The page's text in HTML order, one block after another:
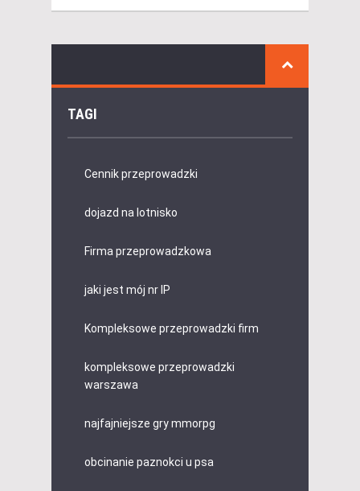
TAGI
Cennik przeprowadzki
dojazd na lotnisko
Firma przeprowadzkowa
jaki jest mój nr IP
Kompleksowe przeprowadzki firm
kompleksowe przeprowadzki
warszawa
najfajniejsze gry mmorpg
obcinanie paznokci u psa